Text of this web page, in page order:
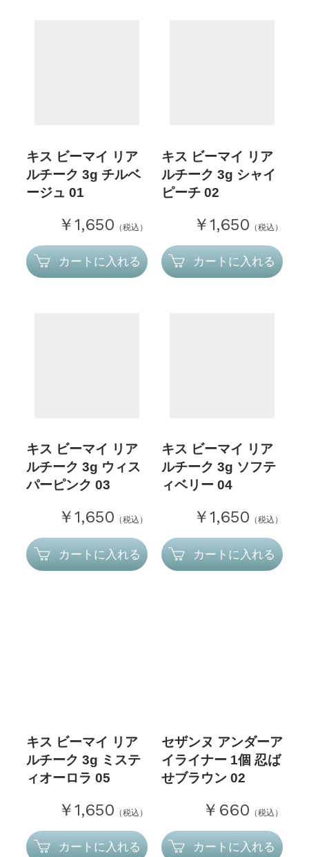
キス ビーマイ リア
ルチーク 3g チルベ
ージュ 01
￥1,650 （税込）
カートに入れる
キス ビーマイ リア
ルチーク 3g シャイ
ピーチ 02
￥1,650 （税込）
カートに入れる
キス ビーマイ リア
ルチーク 3g ウィス
パーピンク 03
￥1,650 （税込）
カートに入れる
キス ビーマイ リア
ルチーク 3g ソフテ
ィベリー 04
￥1,650 （税込）
カートに入れる
キス ビーマイ リア
ルチーク 3g ミステ
ィオーロラ 05
￥1,650 （税込）
カートに入れる
セザンヌ アンダーア
イライナー 1個 忍ば
せブラウン 02
￥660 （税込）
カートに入れる